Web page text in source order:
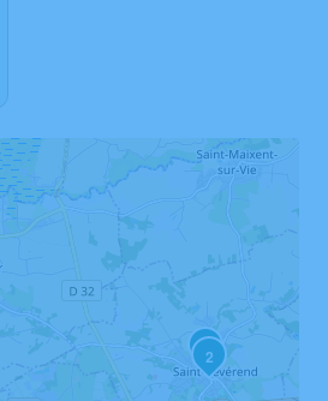
2
3